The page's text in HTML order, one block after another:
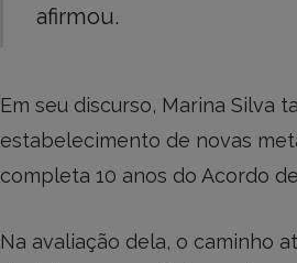
afirmou.
Em seu discurso, Marina Silva
estabelecimento de novas
completa 10 anos do Acordo
Na avaliação dela, o caminho